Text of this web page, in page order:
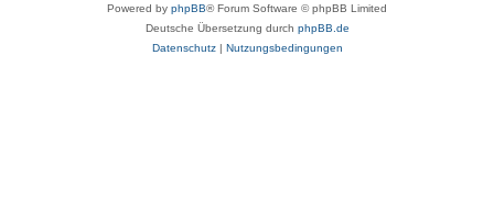
Powered by phpBB® Forum Software © phpBB Limited
Deutsche Übersetzung durch phpBB.de
Datenschutz| Nutzungsbedingungen